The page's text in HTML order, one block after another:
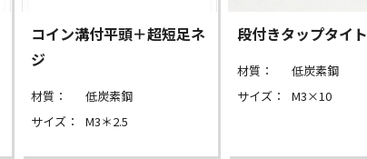
コイン溝付平頭＋超短足ネ
ジ
材質：
低炭素鋼
サイズ：
M3＊2.5
段付きタップタイト
材質：
低炭素鋼
サイズ：
M3×10